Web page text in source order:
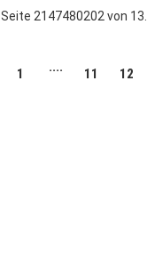
Seite 2147480202 von 13.
1 .... 11 12